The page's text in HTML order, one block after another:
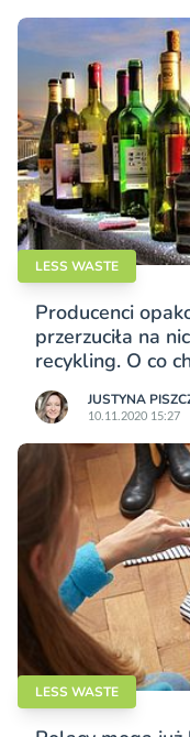
LESS WASTE
Producenci
przerzuciła na
recykling. O co
JUSTYNA
10.11.2020 15:27
LESS WASTE